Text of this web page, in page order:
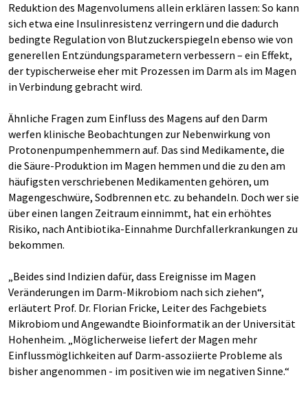
Reduktion des Magenvolumens allein erklären lassen: So kann
sich etwa eine Insulinresistenz verringern und die dadurch
bedingte Regulation von Blutzuckerspiegeln ebenso wie von
generellen Entzündungsparametern verbessern – ein Effekt,
der typischerweise eher mit Prozessen im Darm als im Magen
in Verbindung gebracht wird.
Ähnliche Fragen zum Einfluss des Magens auf den Darm
werfen klinische Beobachtungen zur Nebenwirkung von
Protonenpumpenhemmern auf. Das sind Medikamente, die
die Säure-Produktion im Magen hemmen und die zu den am
häufigsten verschriebenen Medikamenten gehören, um
Magengeschwüre, Sodbrennen etc. zu behandeln. Doch wer sie
über einen langen Zeitraum einnimmt, hat ein erhöhtes
Risiko, nach Antibiotika-Einnahme Durchfallerkrankungen zu
bekommen.
„Beides sind Indizien dafür, dass Ereignisse im Magen
Veränderungen im Darm-Mikrobiom nach sich ziehen“,
erläutert Prof. Dr. Florian Fricke, Leiter des Fachgebiets
Mikrobiom und Angewandte Bioinformatik an der Universität
Hohenheim. „Möglicherweise liefert der Magen mehr
Einflussmöglichkeiten auf Darm-assoziierte Probleme als
bisher angenommen - im positiven wie im negativen Sinne.“